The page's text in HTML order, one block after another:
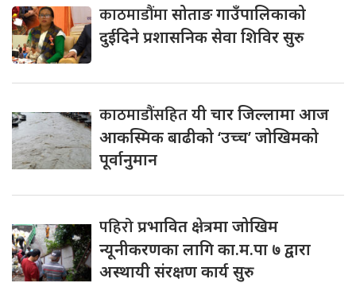
काठमाडौंमासोताङ गाउँपालिकाको
दुईदिने प्रशासनिक सेवा शिविर सुरु
काठमाडौंसहितयी चार जिल्लामा आज
आकस्मिक बाढीको ‘उच्च’ जोखिमको
पूर्वानुमान
पहिरोप्रभावित क्षेत्रमा जोखिम
न्यूनीकरणका लागि का.म.पा ७ द्वारा
अस्थायी संरक्षण कार्य सुरु